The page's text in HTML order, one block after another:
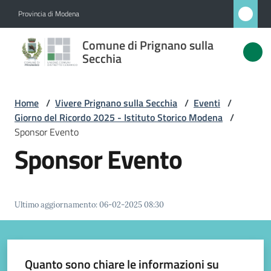
Provincia di Modena
Comune di Prignano sulla
Secchia
Comune
di
sulla
Secchia
Amministrazione
Novità
Vivere
Home / Vivere Prignano sulla Secchia / Eventi /
Giorno del Ricordo 2025 - Istituto Storico Modena /
Sponsor Evento
Sponsor Evento
Ultimo aggiornamento:06-02-2025 08:30
Quanto sono chiare le informazioni su